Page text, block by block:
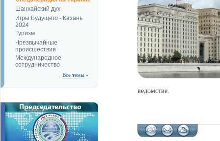
Шанхайский дух
Игры Будущего - Казань
2024
Туризм
Чрезвычайные
происшествия
Международное
сотрудничество
Все темы »
ведомстве.